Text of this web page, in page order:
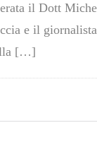
il Dott
e il
[…]